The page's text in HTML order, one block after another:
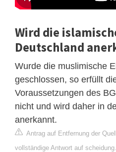
Wird die
Deutschland
Wurde die muslimische
geschlossen, so erfüllt
Voraussetzungen des
nicht und wird daher in
anerkannt.
Antrag auf Entfernung der
vollständige Antwort auf